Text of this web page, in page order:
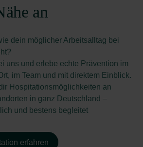
an
dein möglicher Arbeitsalltag bei
uns und erlebe echte Prävention im
im Team und mit direktem Einblick.
Hospitationsmöglichkeiten an
in ganz Deutschland –
und bestens begleitet
erfahren